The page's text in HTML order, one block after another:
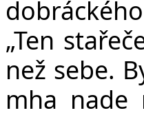
„Ten
než sebe.
mha